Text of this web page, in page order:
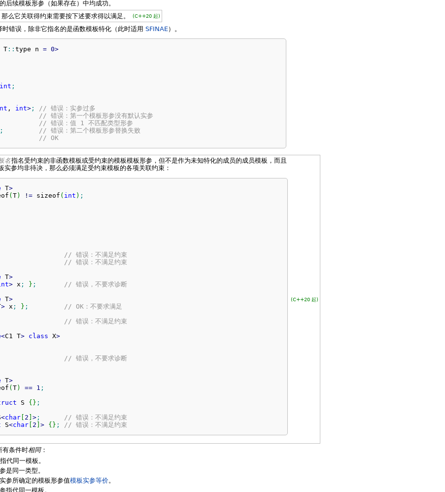
后续模板形参（如果存在）中均成功。
那么它关联得约束需要按下述要求得以满足。 (C++20 起)
错误，除非它指名的是函数模板特化（此时适用 SFINAE）。
T:: type n = 0>
int ;
, int>;
// 错误：实参过多
// 错误：第一个模板形参没有默认实参
// 错误：值 1 不匹配类型形参
// 错误：第二个模板形参替换失败
// OK
名指名受约束的非函数模板或受约束的模板模板形参，但不是作为未知特化的成员的成员模板，而且
实参均非待决，那么必须满足受约束模板的各项关联约束：
T>
(T) != sizeof ( int ) ;
// 错误：不满足约束
// 错误：不满足约束
T>
> x ; } ;
// 错误，不要求诊断
T>
> x ; } ;
// OK：不要求满足
// 错误：不满足约束
<C1 T> class X>
// 错误，不要求诊断
T>
(T) == 1 ;
S { } ;
<char 2 ]> ;
// 错误：不满足约束
S<char 2 ]> { } ; // 错误：不满足约束
(C++20 起)
有条件时相同：
代同一模板。
是同一类型。
参所确定的模板形参值模板实参等价。
指代同一模板。